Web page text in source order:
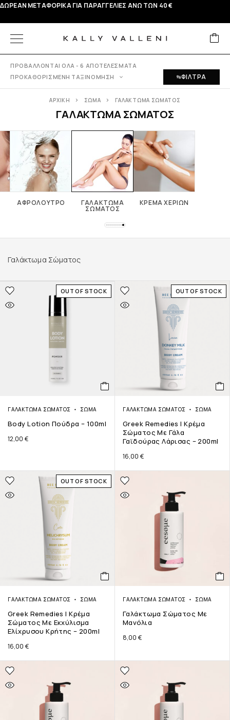
ΔΩΡΕΑΝ ΜΕΤΑΦΟΡΙΚΑ ΓΙΑ ΠΑΡΑΓΓΕΛΙΕΣ ΑΝΩ ΤΩΝ 40 €
ΠΡΟΒΆΛΛΟΝΤΑΙ ΌΛΑ - 6 ΑΠΟΤΕΛΈΣΜΑΤΑ
ΠΡΟΚΑΘΟΡΙΣΜΈΝΗ ΤΑΞΙΝΌΜΗΣΗ
ΦΙΛΤΡΑ
ΓΑΛΆΚΤΩΜΑ ΣΏΜΑΤΟΣ
ΑΡΧΙΚΉ ΣΏΜΑ ΓΑΛΆΚΤΩΜΑ ΣΏΜΑΤΟΣ
ΑΦΡΌΛΟΥΤΡΟ ΓΑΛΆΚΤΩΜΑ
ΣΏΜΑΤΟΣ
ΚΡΈΜΑ ΧΕΡΙΏΝ
Γαλάκτωμα Σώματος
OUT OF STOCK
ΓΑΛΆΚΤΩΜΑ ΣΏΜΑΤΟΣ ΣΏΜΑ
Body Lotion Πούδρα – 100ml
12,00 €
OUT OF STOCK
ΓΑΛΆΚΤΩΜΑ ΣΏΜΑΤΟΣ ΣΏΜΑ
Greek Remedies | Κρέμα
Σώματος Με Γάλα
Γαϊδούρας Λάρισας – 200ml
16,00 €
OUT OF STOCK
ΓΑΛΆΚΤΩΜΑ ΣΏΜΑΤΟΣ ΣΏΜΑ
Greek Remedies | Κρέμα
Σώματος Με Εκχύλισμα
Ελίχρυσου Κρήτης – 200ml
16,00 €
ΓΑΛΆΚΤΩΜΑ ΣΏΜΑΤΟΣ ΣΏΜΑ
Γαλάκτωμα Σώματος Με
Μανόλια
8,00 €